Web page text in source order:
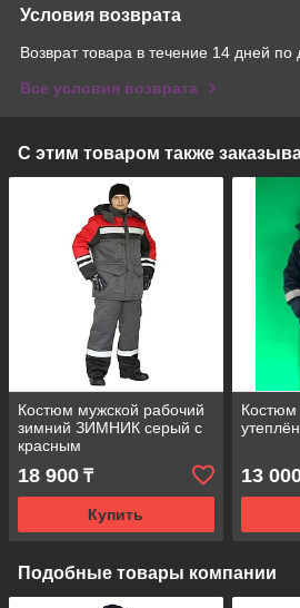
Условия возврата
Возврат товара в течение 14 дней по
Все условия возврата
С этим товаром также
Костюм мужской рабочий
зимний ЗИМНИК серый с
красным
18 900 ₸
Купить
Костюм
13
Подобные товары компании